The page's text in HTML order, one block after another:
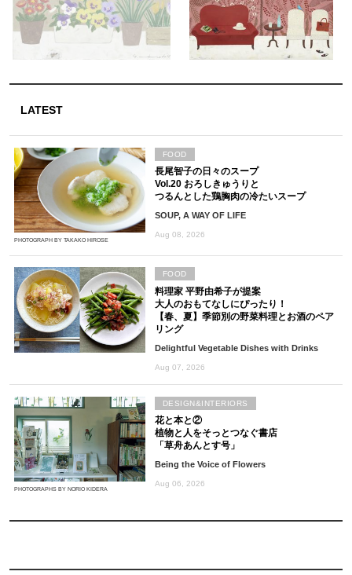
LATEST
PHOTOGRAPH BY TAKAKO HIROSE
長尾智子の日々のスープ
Vol.20 おろしきゅうりと
つるんとした鶏胸肉の冷たいスープ
SOUP, A WAY OF LIFE
Aug 08, 2026
FOOD
料理家 平野由希子が提案
大人のおもてなしにぴったり！
【春、夏】季節別の野菜料理とお酒のペア
リング
Delightful Vegetable Dishes with Drinks
Aug 07, 2026
FOOD
PHOTOGRAPHS BY NORIO KIDERA
花と本と②
植物と人をそっとつなぐ書店
「草舟あんとす号」
Being the Voice of Flowers
Aug 06, 2026
DESIGN&INTERIORS